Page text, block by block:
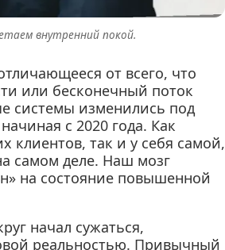
внутренний покой.
от всего, что
или бесконечный поток
системы изменились под
с 2020 года. Как
клиентов, так и у себя самой,
самом деле. Наш мозг
на состояние повышенной
начал сужаться,
реальностью. Привычный